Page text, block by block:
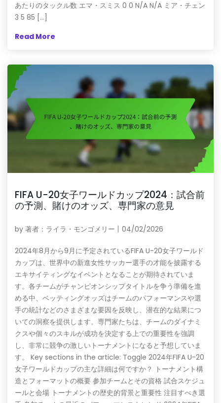
あたりのタックル数 エマ・スミス 0 0 N/A N/A ミア・チェン
3 5 85 […]
Read More
FIFA U-20女子ワールドカップ2024：試合前
の予測、賭けのオッズ、専門家の意見
by 著者：ライラ・モンゴメリー 04/02/2026
2024年8月から9月に予定されているFIFA U-20女子ワールド
カップは、世界中の新進女性サッカー選手の才能を披露する
エキサイティングなイベントとなることが期待されていま
す。各チームがチャンピオンシップタイトルを争う準備を進
める中、ベッティングオッズはチームのパフォーマンスや選
手の統計などのさまざまな要因を反映し、潜在的な結果につ
いての洞察を提供します。専門家たちは、チームのダイナミ
クスや個々のスキルが成功を決定する上での重要性を強調
し、非常に競争の激しいトーナメントになると予想していま
す。 Key sections in the article: Toggle 2024年FIFA U-20
女子ワールドカップの主な詳細は何ですか？ トーナメント構
造とフォーマットの概要 参加チームとその資格 試合スケジュ
ールと会場 トーナメントの歴史的背景と重要性 注目すべき選